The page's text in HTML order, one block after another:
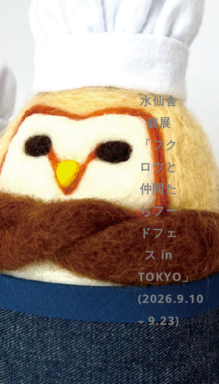
NEW ARTICLE
〔新着記
2027
年冬開
催「SF
と猫
展」グ
ループ
展参加
者募
集！
NEXT
EXHIBITION
COMING
SOON
水仙舎
個展
「フク
ロウと
仲間た
ちフー
ドフェ
ス in
TOKYO」
(2026.9.10
– 9.23)